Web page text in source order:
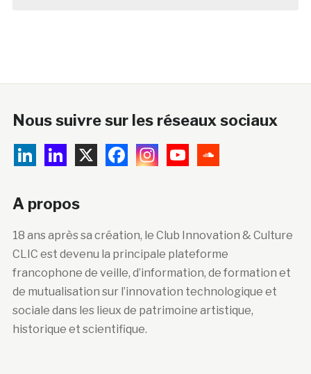
Nous suivre sur les réseaux sociaux
A propos
18 ans après sa création, le Club Innovation & Culture
CLIC est devenu la principale plateforme
francophone de veille, d’information, de formation et
de mutualisation sur l’innovation technologique et
sociale dans les lieux de patrimoine artistique,
historique et scientifique.